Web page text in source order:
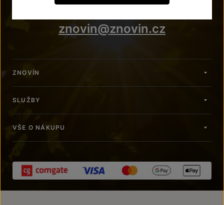
znovin@znovin.cz
ZNOVÍN
SLUŽBY
VŠE O NÁKUPU